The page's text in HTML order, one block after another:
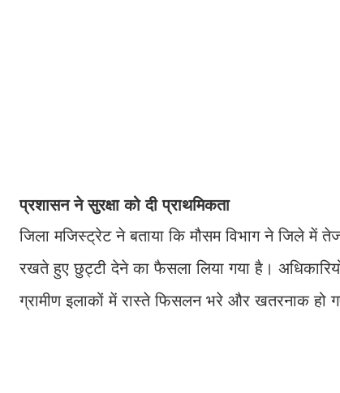
प्रशासन ने सुरक्षा को दी प्राथमिकता
जिला मजिस्ट्रेट ने बताया कि मौसम विभाग ने जिले में
रखते हुए छुट्टी देने का फैसला लिया गया है।
ग्रामीण इलाकों में रास्ते फिसलन भरे और खतरनाक हो